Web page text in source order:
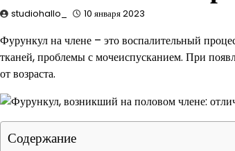
studiohallo_ 10 января 2023
Фурункул на члене – это воспалительный
тканей, проблемы с мочеиспусканием. При
от возраста.
Содержание
Отправить